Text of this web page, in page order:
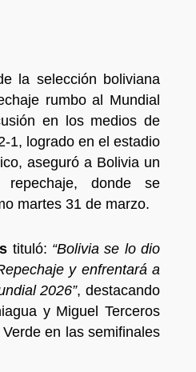
la selección boliviana
rumbo al Mundial
en los medios de
1, logrado en el estadio
aseguró a Bolivia un
donde se
martes 31 de marzo.
tituló: “Bolivia se lo dio
y enfrentará a
2026”, destacando
y Miguel Terceros
en las semifinales